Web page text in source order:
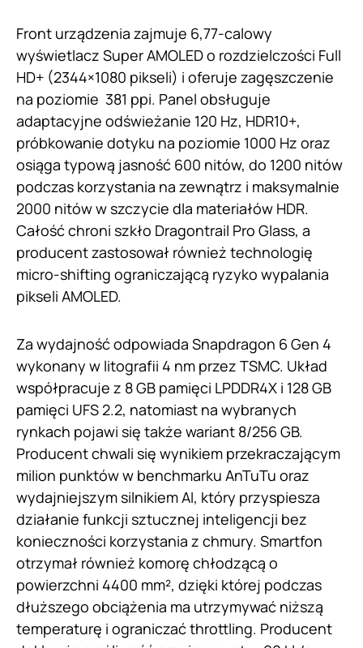
Front urządzenia zajmuje 6,77-calowy
wyświetlacz Super AMOLED o rozdzielczości Full
HD+ (2344×1080 pikseli) i oferuje zagęszczenie
na poziomie 381 ppi. Panel obsługuje
adaptacyjne odświeżanie 120 Hz, HDR10+,
próbkowanie dotyku na poziomie 1000 Hz oraz
osiąga typową jasność 600 nitów, do 1200 nitów
podczas korzystania na zewnątrz i maksymalnie
2000 nitów w szczycie dla materiałów HDR.
Całość chroni szkło Dragontrail Pro Glass, a
producent zastosował również technologię
micro-shifting ograniczającą ryzyko wypalania
pikseli AMOLED.
Za wydajność odpowiada Snapdragon 6 Gen 4
wykonany w litografii 4 nm przez TSMC. Układ
współpracuje z 8 GB pamięci LPDDR4X i 128 GB
pamięci UFS 2.2, natomiast na wybranych
rynkach pojawi się także wariant 8/256 GB.
Producent chwali się wynikiem przekraczającym
milion punktów w benchmarku AnTuTu oraz
wydajniejszym silnikiem AI, który przyspiesza
działanie funkcji sztucznej inteligencji bez
konieczności korzystania z chmury. Smartfon
otrzymał również komorę chłodzącą o
powierzchni 4400 mm², dzięki której podczas
dłuższego obciążenia ma utrzymywać niższą
temperaturę i ograniczać throttling. Producent